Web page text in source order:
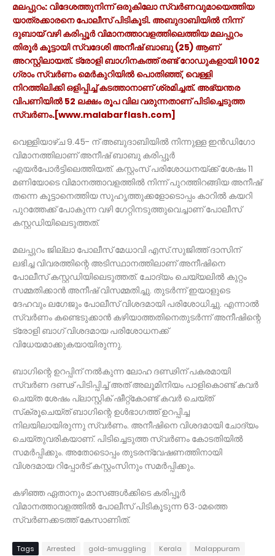
മലപ്പുറം: വിദേശത്തുനിന്ന് ഒരുകിലോ സ്വർണവുമായെത്തിയ
യാത്രക്കാരനെ പോലീസ് പിടികൂടി. അബുദാബിയില്‍ നിന്ന്
ദുബായ് വഴി കരിപ്പൂര്‍ വിമാനത്താവളത്തിലെത്തിയ മലപ്പുറം
തിരൂര്‍ കൂട്ടായി സ്വദേശി അനീഷ് ബാബു (25) ആണ്
അറസ്റ്റിലായത്. ട്രോളി ബാഗിനകത്ത് രണ്ട് റോഡുകളായി 1002
ഗ്രാം സ്വര്‍ണം മെര്‍കുറിയില്‍ പൊതിഞ്ഞ്, വെള്ളി
നിറത്തിലിക്കി ഒളിപ്പിച്ച് കടത്താനാണ് ശ്രമിച്ചത്. അഭ്യന്തര
വിപണിയില്‍ 52 ലക്ഷം രൂപ വില വരുന്നതാണ് പിടിച്ചെടുത്ത
സ്വര്‍ണം.[www.malabarflash.com]
വെള്ളിയാഴ്ച 9.45- ന് അബുദാബിയില്‍ നിന്നുള്ള ഇന്‍ഡിഗോ
വിമാനത്തിലാണ് അനീഷ് ബാബു കരിപ്പൂര്‍
എയര്‍പോര്‍ട്ടിലെത്തിയത്. കസ്റ്റംസ് പരിശോധനയ്ക്ക് ശേഷം 11
മണിയോടെ വിമാനത്താവളത്തില്‍ നിന്ന് പുറത്തിറങ്ങിയ അനീഷ്
തന്നെ കൂട്ടാനെത്തിയ സുഹൃത്തുക്കളോടൊപ്പം കാറില്‍ കയറി
പുറത്തേക്ക് പോകുന്ന വഴി ഗേറ്റിനടുത്തുവെച്ചാണ് പോലീസ്
കസ്റ്റഡിയിലെടുത്തത്.
മലപ്പുറം ജില്ലാ പോലീസ് മേധാവി എസ്.സുജിത്ത് ദാസിന്
ലഭിച്ച വിവരത്തിന്റെ അടിസ്ഥാനത്തിലാണ് അനീഷിനെ
പോലീസ് കസ്റ്റഡിയിലെടുത്തത്. ചോദ്യം ചെയ്യലില്‍ കുറ്റം
സമ്മതിക്കാന്‍ അനീഷ് വിസമ്മതിച്ചു. തുടര്‍ന്ന് ഇയാളുടെ
ദേഹവും ലഗേജും പോലീസ് വിശദമായി പരിശോധിച്ചു. എന്നാല്‍
സ്വര്‍ണം കണ്ടെടുക്കാന്‍ കഴിയാത്തതിനെതുടര്‍ന്ന് അനീഷിന്റെ
ട്രോളി ബാഗ് വിശദമായ പരിശോധനക്ക്
വിധേയമാക്കുകയായിരുന്നു.
ബാഗിന്റെ ഉറപ്പിന് നല്‍കുന്ന ലോഹ ദണ്ഢിന് പകരമായി
സ്വര്‍ണ ദണ്ഢ് പിടിപ്പിച്ച് അത് അലൂമിനിയം പാളികൊണ്ട് കവര്‍
ചെയ്ത ശേഷം പ്ലാസ്റ്റിക് ഷീറ്റ്‌കോണ്ട് കവര്‍ ചെയ്ത്
സ്‌ക്രൂചെയ്ത് ബാഗിന്റെ ഉള്‍ഭാഗത്ത് ഉറപ്പിച്ച
നിലയിലായിരുന്നു സ്വര്‍ണം. അനീഷിനെ വിശദമായി ചോദ്യം
ചെയ്തുവരികയാണ്. പിടിച്ചെടുത്ത സ്വര്‍ണം കോടതിയില്‍
സമര്‍പ്പിക്കും. അതോടൊപ്പം തുടരന്വേഷണത്തിനായി
വിശദമായ റിപ്പോര്‍ട് കസ്റ്റംസിനും സമര്‍പ്പിക്കും.
കഴിഞ്ഞ ഏതാനും മാസങ്ങള്‍ക്കിടെ കരിപ്പൂര്‍
വിമാനത്താവളത്തില്‍ പോലീസ് പിടികൂടുന്ന 63-ാമത്തെ
സ്വര്‍ണക്കടത്ത് കേസാണിത്.
Tags Arrested gold-smuggling Kerala
Malappuram